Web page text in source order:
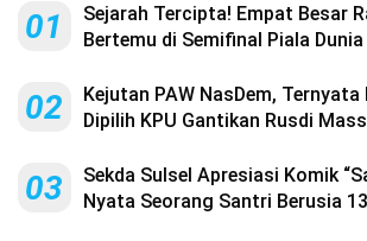
01
Sejarah Tercipta! Empat Besar
Bertemu di Semifinal Piala
02
Kejutan PAW NasDem, Ternyata
Dipilih KPU Gantikan Rusdi
03
Sekda Sulsel Apresiasi Komik
Nyata Seorang Santri Berusia